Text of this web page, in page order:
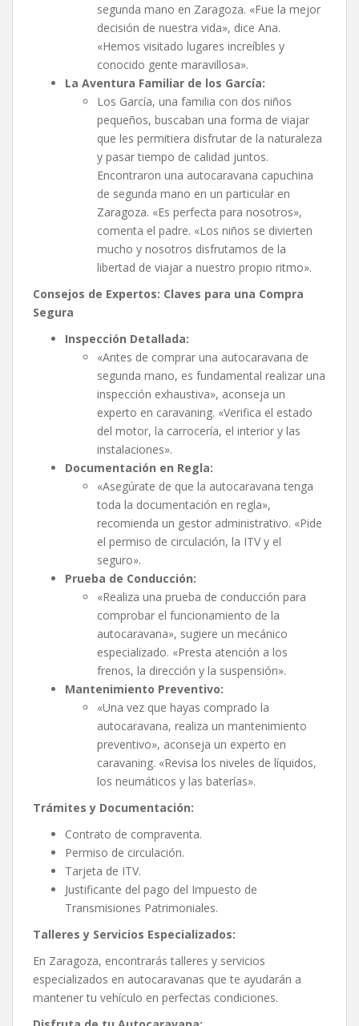
segunda mano en Zaragoza. «Fue la mejor
decisión de nuestra vida», dice Ana.
«Hemos visitado lugares increíbles y
conocido gente maravillosa».
La Aventura Familiar de los García:
Los García, una familia con dos niños
pequeños, buscaban una forma de viajar
que les permitiera disfrutar de la naturaleza
y pasar tiempo de calidad juntos.
Encontraron una autocaravana capuchina
de segunda mano en un particular en
Zaragoza. «Es perfecta para nosotros»,
comenta el padre. «Los niños se divierten
mucho y nosotros disfrutamos de la
libertad de viajar a nuestro propio ritmo».
Consejos de Expertos: Claves para una Compra
Segura
Inspección Detallada:
«Antes de comprar una autocaravana de
segunda mano, es fundamental realizar una
inspección exhaustiva», aconseja un
experto en caravaning. «Verifica el estado
del motor, la carrocería, el interior y las
instalaciones».
Documentación en Regla:
«Asegúrate de que la autocaravana tenga
toda la documentación en regla»,
recomienda un gestor administrativo. «Pide
el permiso de circulación, la ITV y el
seguro».
Prueba de Conducción:
«Realiza una prueba de conducción para
comprobar el funcionamiento de la
autocaravana», sugiere un mecánico
especializado. «Presta atención a los
frenos, la dirección y la suspensión».
Mantenimiento Preventivo:
«Una vez que hayas comprado la
autocaravana, realiza un mantenimiento
preventivo», aconseja un experto en
caravaning. «Revisa los niveles de líquidos,
los neumáticos y las baterías».
Trámites y Documentación:
Contrato de compraventa.
Permiso de circulación.
Tarjeta de ITV.
Justificante del pago del Impuesto de
Transmisiones Patrimoniales.
Talleres y Servicios Especializados:
En Zaragoza, encontrarás talleres y servicios
especializados en autocaravanas que te ayudarán a
mantener tu vehículo en perfectas condiciones.